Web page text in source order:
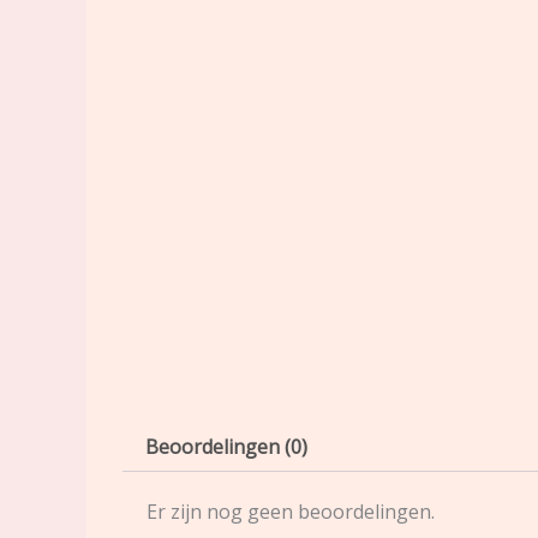
Beoordelingen (0)
Er zijn nog geen beoordelingen.